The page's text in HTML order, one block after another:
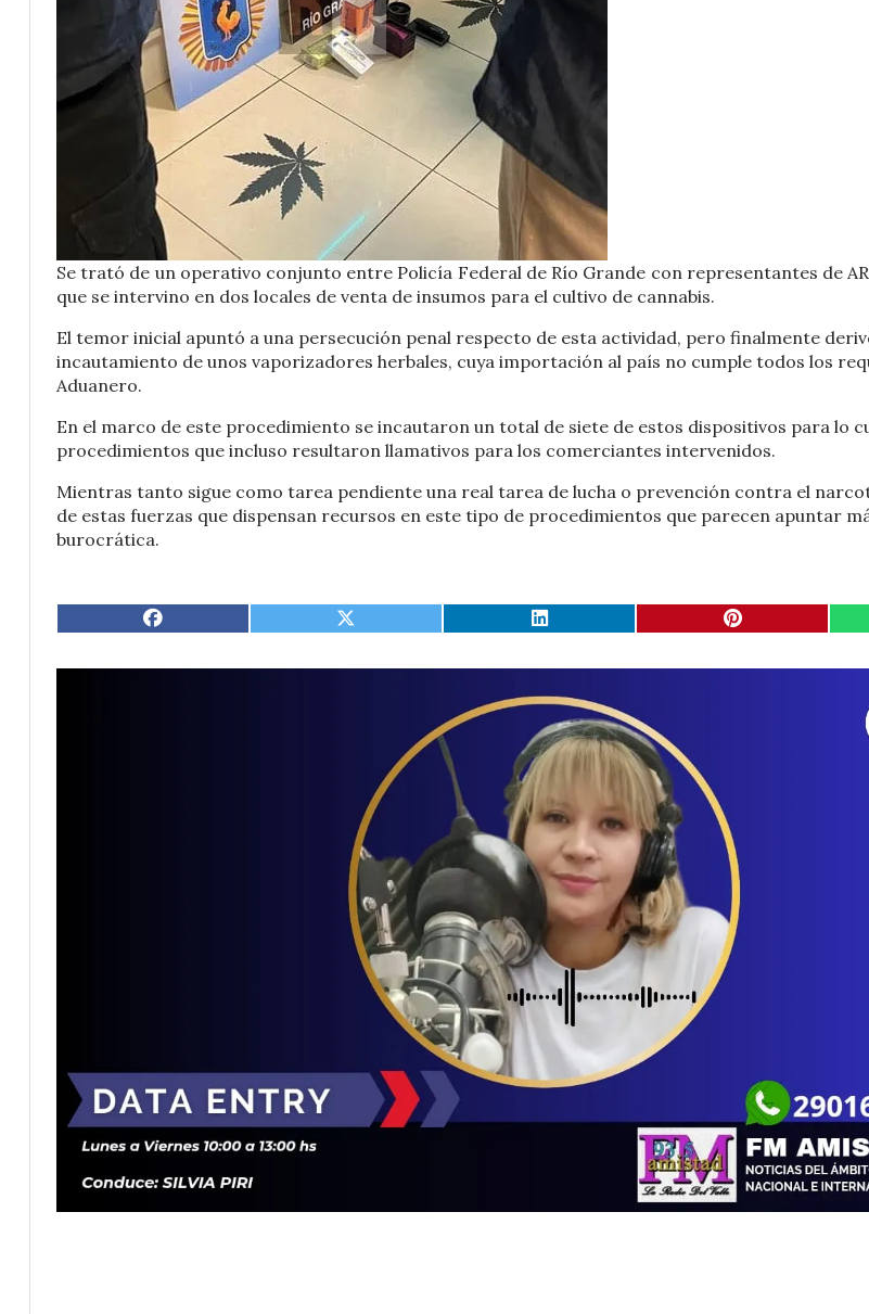
Se trató de un operativo conjunto entre Policía Federal de Río Grande con representantes de
que se intervino en dos locales de venta de insumos para el cultivo de cannabis.
El temor inicial apuntó a una persecución penal respecto de esta actividad, pero finalmente
incautamiento de unos vaporizadores herbales, cuya importación al país no cumple todos los
Aduanero.
En el marco de este procedimiento se incautaron un total de siete de estos dispositivos para lo
procedimientos que incluso resultaron llamativos para los comerciantes intervenidos.
Mientras tanto sigue como tarea pendiente una real tarea de lucha o prevención contra el
de estas fuerzas que dispensan recursos en este tipo de procedimientos que parecen apuntar
burocrática.